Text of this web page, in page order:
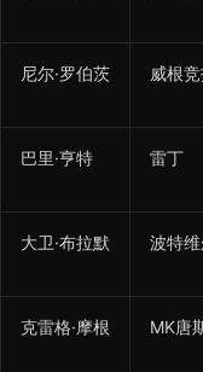
尼尔·罗伯茨 威根
巴里·亨特 雷丁
大卫·布拉默 波特
克雷格·摩根 MK唐